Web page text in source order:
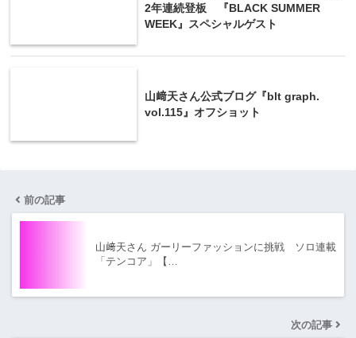
2年連続登板 『BLACK SUMMER
WEEK』スペシャルゲスト
山﨑天さん公式ブログ『blt graph.
vol.115』オフショット
前の記事
山﨑天さん ガーリーファッションに挑戦 ソロ連載
「テンコア」【…
次の記事